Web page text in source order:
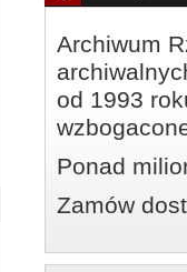
Archiwum
od 1993
Ponad
Zamów